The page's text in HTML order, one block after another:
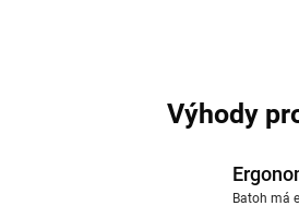
Výhody
Batoh má